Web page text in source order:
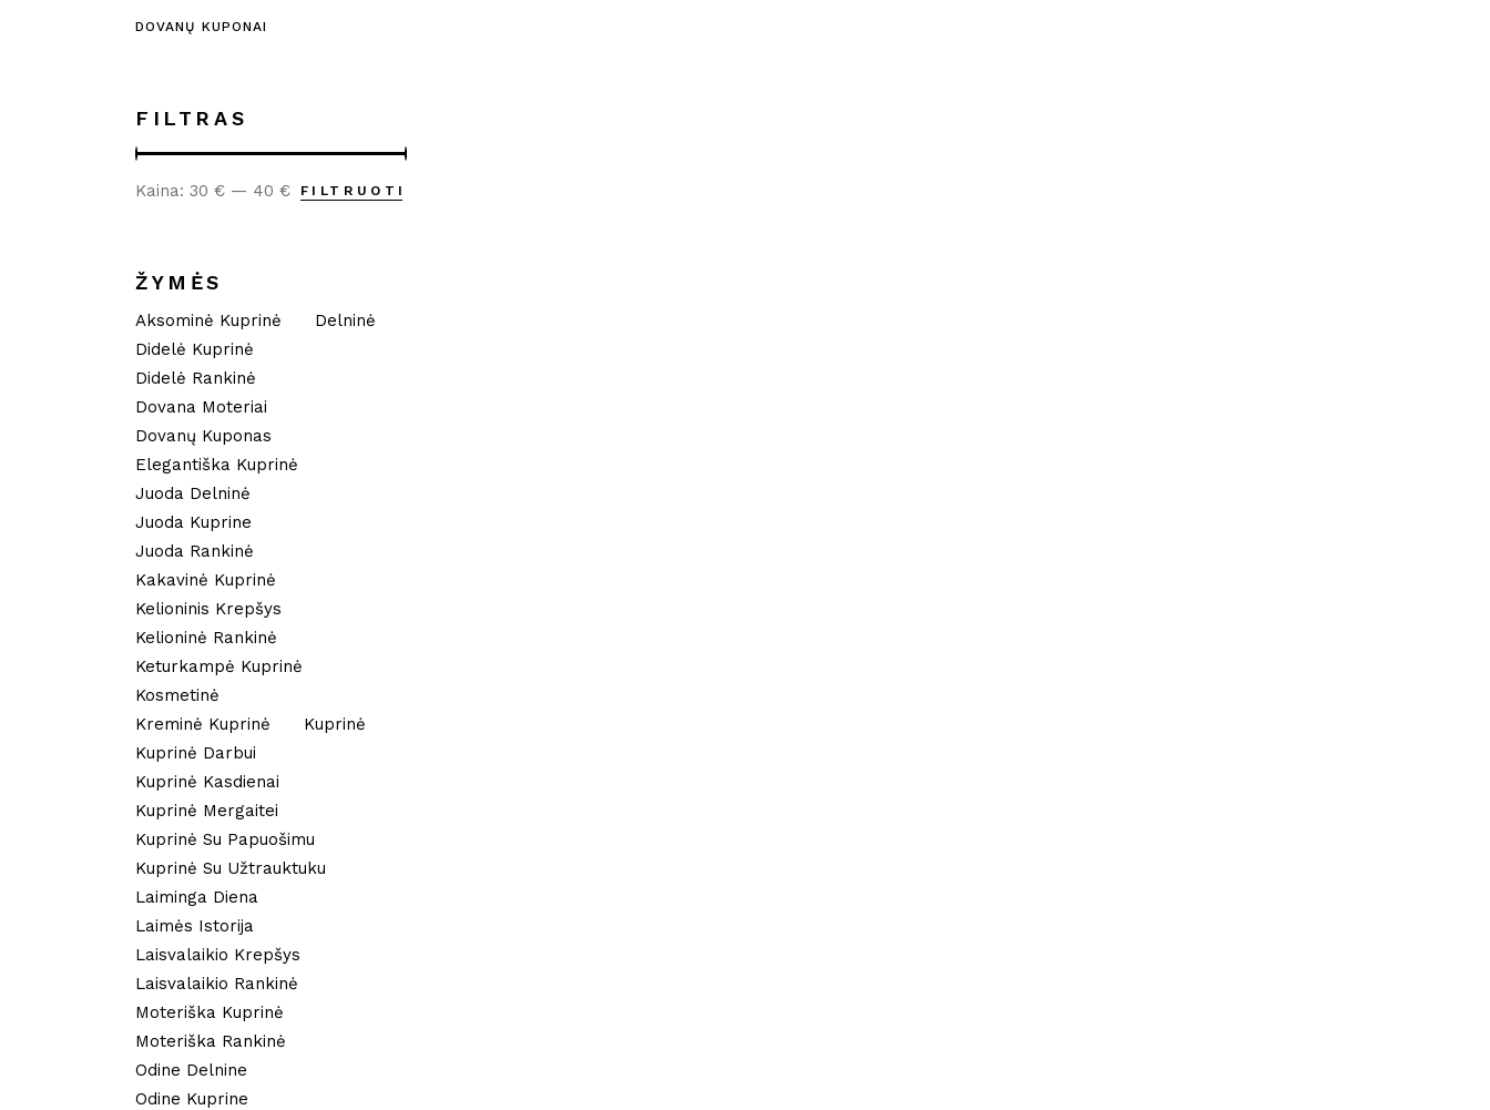
DOVANŲ KUPONAI
FILTRAS
FILTRUOTI
Kaina: 30 € — 40 €
ŽYMĖS
Aksominė Kuprinė
Delninė
Didelė Kuprinė
Didelė Rankinė
Dovana Moteriai
Dovanų Kuponas
Elegantiška Kuprinė
Juoda Delninė
Juoda Kuprine
Juoda Rankinė
Kakavinė Kuprinė
Kelioninis Krepšys
Kelioninė Rankinė
Keturkampė Kuprinė
Kosmetinė
Kreminė Kuprinė
Kuprinė
Kuprinė Darbui
Kuprinė Kasdienai
Kuprinė Mergaitei
Kuprinė Su Papuošimu
Kuprinė Su Užtrauktuku
Laiminga Diena
Laimės Istorija
Laisvalaikio Krepšys
Laisvalaikio Rankinė
Moteriška Kuprinė
Moteriška Rankinė
Odine Delnine
Odine Kuprine